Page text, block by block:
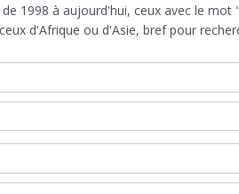
1998 à aujourd'hui, ceux avec le
d'Afrique ou d'Asie, bref pour